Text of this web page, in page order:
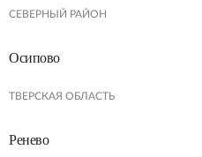
СЕВЕРНЫЙ РАЙОН
Осипово
ТВЕРСКАЯ ОБЛАСТЬ
Ренево